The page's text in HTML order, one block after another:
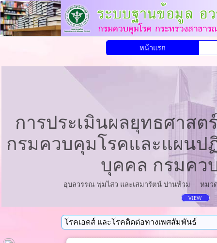
หน้าแรก
การประเมินผลยุทธศาส
กรมควบคุมโรคและแผนป
บุคคล กรมคว
อุบลวรรณ พุ่มไสว และเสมารัตน์ ปานท้วม หมว
VIEW